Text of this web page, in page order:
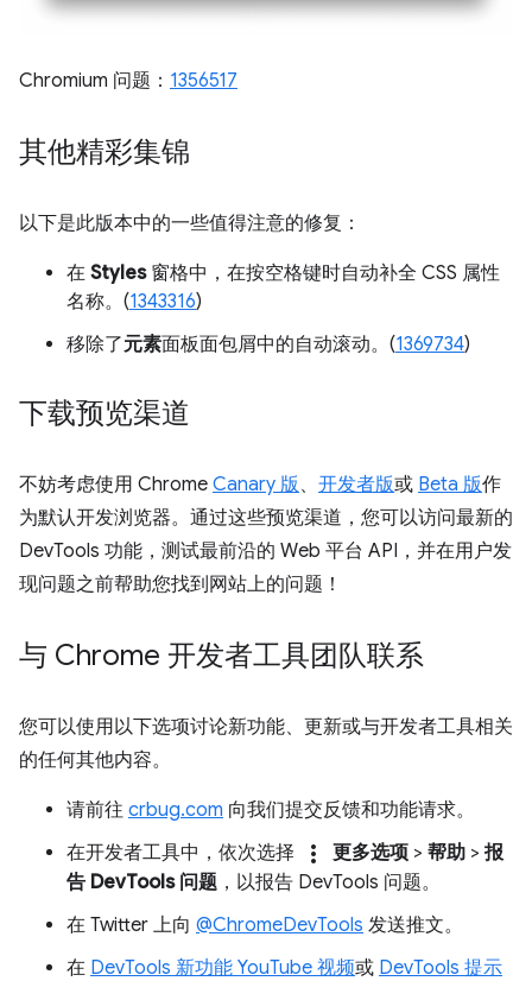
Chromium 问题： 1356517
其他精彩集锦
以下是此版本中的一些值得注意的修复：
在 Styles窗格中，在按空格键时自动补全 CSS 属性
名称。(1343316)
移除了元素面板面包屑中的自动滚动。(1369734)
下载预览渠道
不妨考虑使用 Chrome Canary 版 、 开发者版或 Beta 版作
为默认开发浏览器。通过这些预览渠道，您可以访问最新的
DevTools 功能，测试最前沿的 Web 平台 API，并在用户发
现问题之前帮助您找到网站上的问题！
与 Chrome 开发者工具团队联系
您可以使用以下选项讨论新功能、更新或与开发者工具相关
的任何其他内容。
请前往 crbug.com 向我们提交反馈和功能请求。
在开发者工具中，依次选择
more_vert 更多选项 > 帮助 > 报
告 DevTools 问题 ，以报告 DevTools 问题。
在 Twitter 上向 @ChromeDevTools 发送推文。
在 DevTools 新功能 YouTube 视频或 DevTools 提示